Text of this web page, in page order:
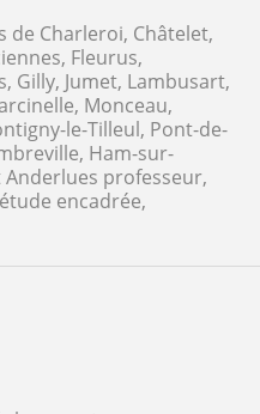
de Charleroi, Châtelet,
Fleurus,
Gilly, Jumet, Lambusart,
Monceau,
le-Tilleul, Pont-de-
Ham-sur-
Anderlues professeur,
encadrée,